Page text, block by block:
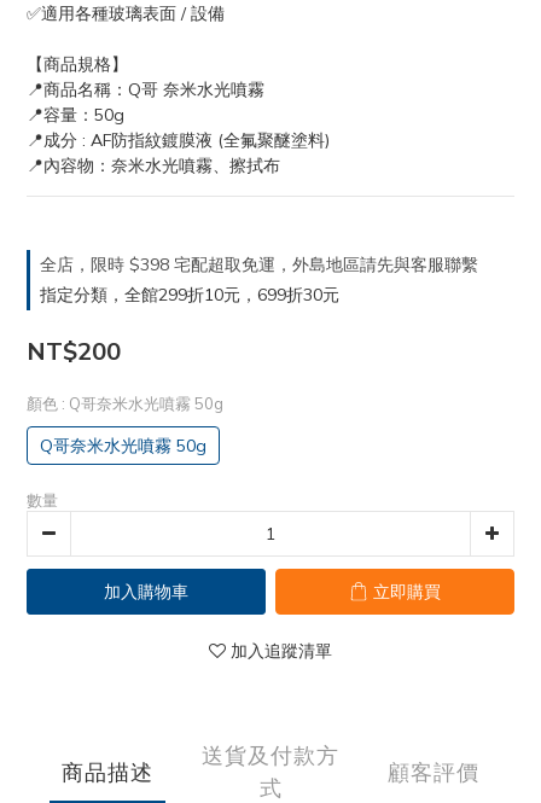
✅適用各種玻璃表面 / 設備
【商品規格】
📍商品名稱：Q哥 奈米水光噴霧
📍容量：50g
📍成分 : AF防指紋鍍膜液 (全氟聚醚塗料)
📍內容物：奈米水光噴霧、擦拭布
全店，限時 $398 宅配超取免運，外島地區請先與客服聯繫
指定分類，全館299折10元，699折30元
NT$200
顏色 : Q哥奈米水光噴霧 50g
Q哥奈米水光噴霧 50g
數量
加入購物車 立即購買
加入追蹤清單
商品描述
送貨及付款方
式
顧客評價